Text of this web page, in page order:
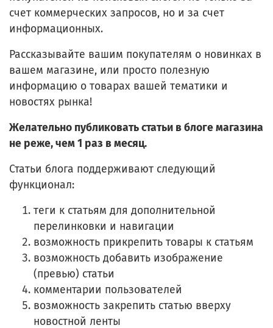
счет коммерческих запросов, но и за счет
информационных.
Рассказывайте вашим покупателям о новинках в
вашем магазине, или просто полезную
информацию о товарах вашей тематики и
новостях рынка!
Желательно публиковать статьи в блоге магазина
не реже, чем 1 раз в месяц.
Статьи блога поддерживают следующий
функционал:
теги к статьям для дополнительной
перелинковки и навигации
возможность прикрепить товары к статьям
возможность добавить изображение
(превью) статьи
комментарии пользователей
возможность закрепить статью вверху
новостной ленты